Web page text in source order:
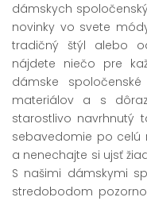
dámskych
novinky vo svete
tradičný štýl alebo
nájdete niečo pre
dámske
materiálov a s
starostlivo navrhnutý
sebavedomie po celú
a nenechajte si ujsť
S našimi dámskymi
stredobodom